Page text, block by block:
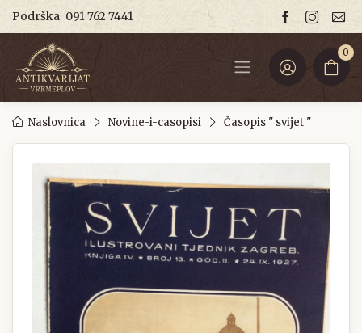
Podrška 091 762 7441
0
Naslovnica Novine-i-casopisi Časopis " svijet "